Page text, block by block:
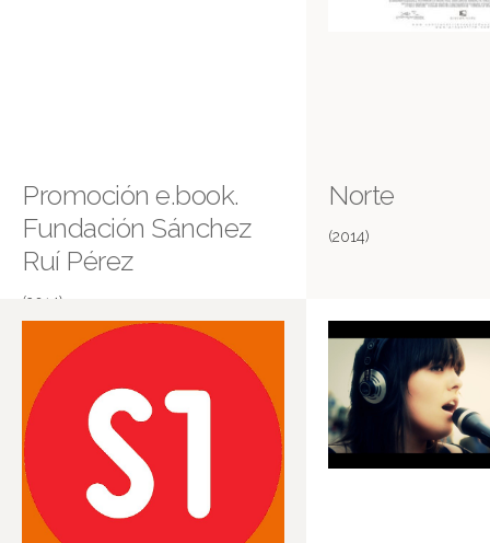
Promoción e.book.
Fundación Sánchez
Ruí Pérez
(2014)
Norte
(2014)